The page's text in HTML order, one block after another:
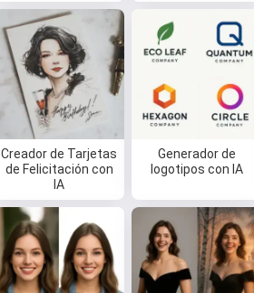
Creador de Tarjetas
de Felicitación con
IA
Generador de
logotipos con IA